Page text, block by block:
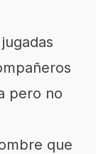
pero no
que